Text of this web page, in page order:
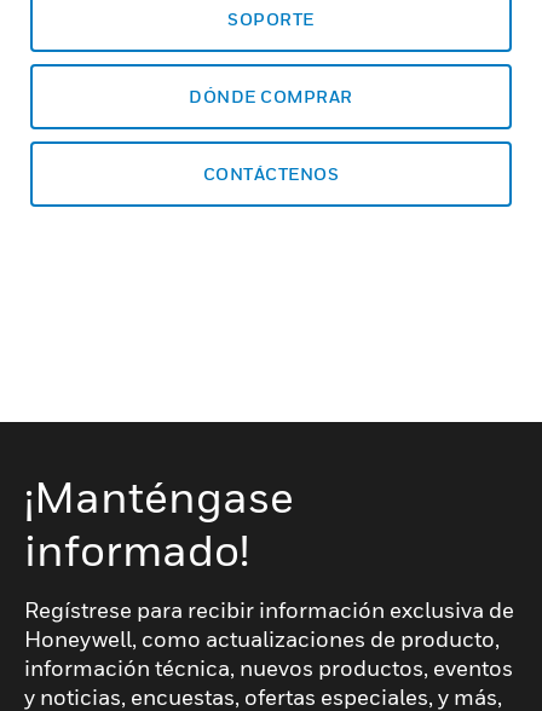
SOPORTE
DÓNDE COMPRAR
CONTÁCTENOS
¡Manténgase
informado!
Regístrese para recibir información exclusiva de
Honeywell, como actualizaciones de producto,
información técnica, nuevos productos, eventos
y noticias, encuestas, ofertas especiales, y más,